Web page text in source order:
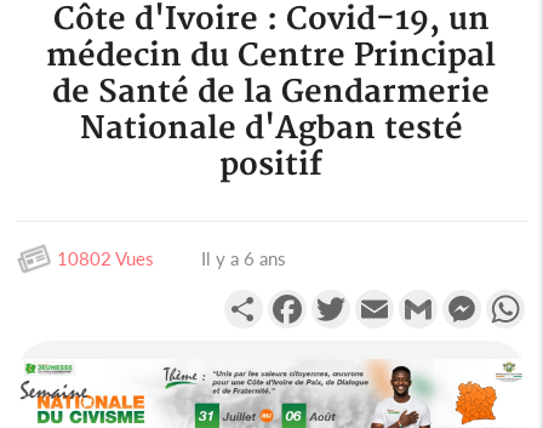
Côte d'Ivoire : Covid-19, un
médecin du Centre Principal
de Santé de la Gendarmerie
Nationale d'Agban testé
positif
10802 Vues Il y a 6 ans
PartagerFacebookTwitterEmail Gmail